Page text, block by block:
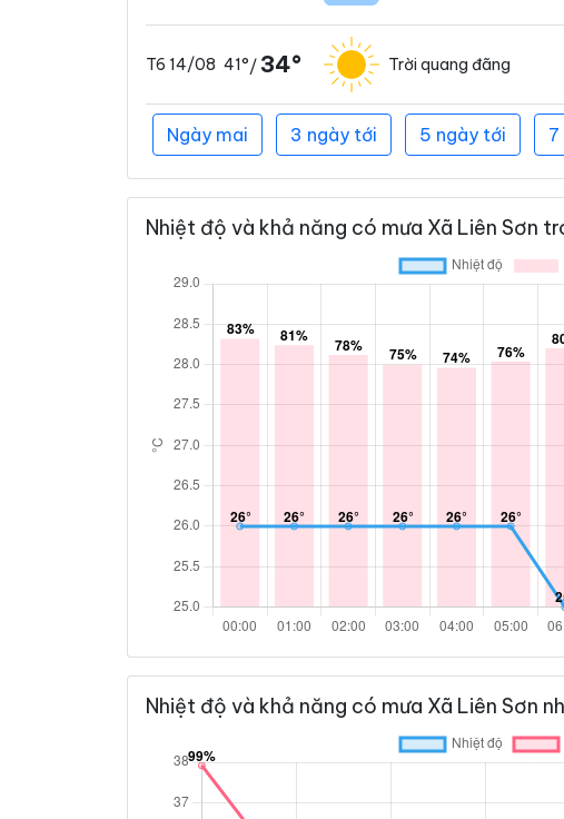
T6 14/08 41°/34° Trời quang đãng
Ngày mai 3 ngày tới 5 ngày tới 7
Nhiệt độ và khả năng có mưa Xã Liên Sơn
Nhiệt độ và khả năng có mưa Xã Liên Sơn